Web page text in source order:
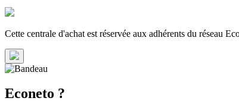
Cette centrale d'achat est réservée aux adhérents du réseau
Econeto ?